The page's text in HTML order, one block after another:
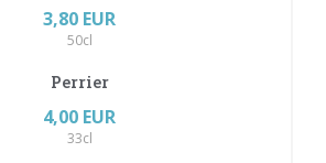
3,80 EUR
50cl
Perrier
4,00 EUR
33cl